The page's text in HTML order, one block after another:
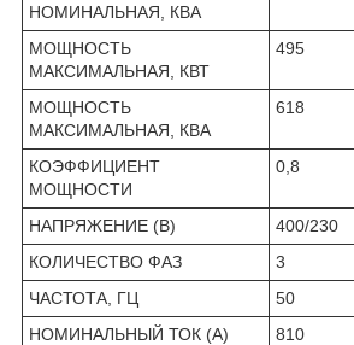
НОМИНАЛЬНАЯ, КВА
МОЩНОСТЬ
МАКСИМАЛЬНАЯ, КВТ
495
МОЩНОСТЬ
МАКСИМАЛЬНАЯ, КВА
618
КОЭФФИЦИЕНТ
МОЩНОСТИ
0,8
НАПРЯЖЕНИЕ (В)
400/230
КОЛИЧЕСТВО ФАЗ
3
ЧАСТОТА, ГЦ
50
НОМИНАЛЬНЫЙ ТОК (А)
810